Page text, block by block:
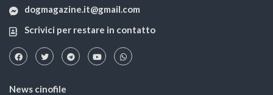
dogmagazine.it@gmail.com
Scrivici per restare in contatto
News cinofile